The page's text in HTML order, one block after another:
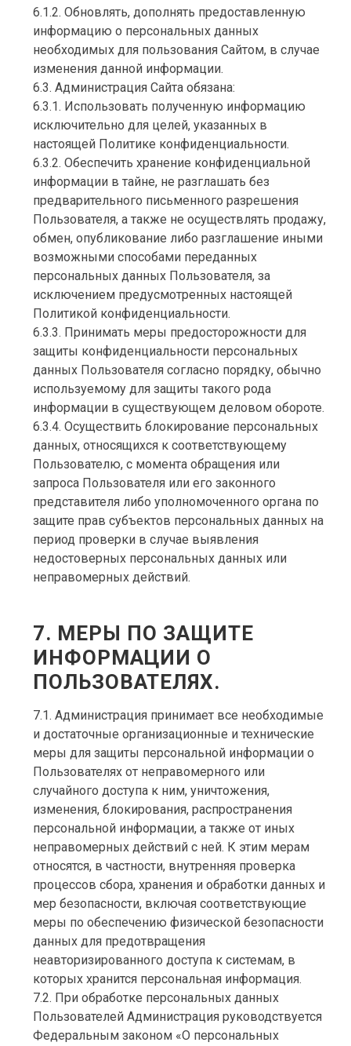
6.1.2. Обновлять, дополнять предоставленную
информацию о персональных данных
необходимых для пользования Сайтом, в случае
изменения данной информации.
6.3. Администрация Сайта обязана:
6.3.1. Использовать полученную информацию
исключительно для целей, указанных в
настоящей Политике конфиденциальности.
6.3.2. Обеспечить хранение конфиденциальной
информации в тайне, не разглашать без
предварительного письменного разрешения
Пользователя, а также не осуществлять продажу,
обмен, опубликование либо разглашение иными
возможными способами переданных
персональных данных Пользователя, за
исключением предусмотренных настоящей
Политикой конфиденциальности.
6.3.3. Принимать меры предосторожности для
защиты конфиденциальности персональных
данных Пользователя согласно порядку, обычно
используемому для защиты такого рода
информации в существующем деловом обороте.
6.3.4. Осуществить блокирование персональных
данных, относящихся к соответствующему
Пользователю, с момента обращения или
запроса Пользователя или его законного
представителя либо уполномоченного органа по
защите прав субъектов персональных данных на
период проверки в случае выявления
недостоверных персональных данных или
неправомерных действий.
7. МЕРЫ ПО ЗАЩИТЕ
ИНФОРМАЦИИ О
ПОЛЬЗОВАТЕЛЯХ.
7.1. Администрация принимает все необходимые
и достаточные организационные и технические
меры для защиты персональной информации о
Пользователях от неправомерного или
случайного доступа к ним, уничтожения,
изменения, блокирования, распространения
персональной информации, а также от иных
неправомерных действий с ней. К этим мерам
относятся, в частности, внутренняя проверка
процессов сбора, хранения и обработки данных и
мер безопасности, включая соответствующие
меры по обеспечению физической безопасности
данных для предотвращения
неавторизированного доступа к системам, в
которых хранится персональная информация.
7.2. При обработке персональных данных
Пользователей Администрация руководствуется
Федеральным законом «О персональных